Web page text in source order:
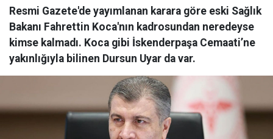
Resmi Gazete'de yayımlanan karara göre eski Sağlık
Bakanı Fahrettin Koca'nın kadrosundan neredeyse
kimse kalmadı. Koca gibi İskenderpaşa Cemaati’ne
yakınlığıyla bilinen Dursun Uyar da var.